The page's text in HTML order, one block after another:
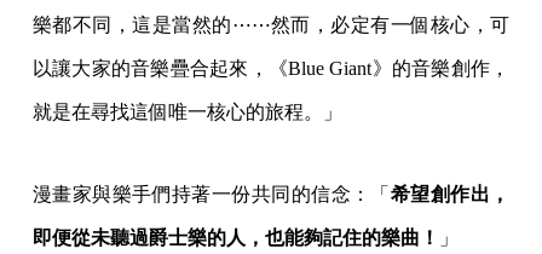
樂都不同，這是當然的⋯⋯然而，必定有一個核心，可
以讓大家的音樂疊合起來，《Blue Giant》的音樂創作，
就是在尋找這個唯一核心的旅程。」
漫畫家與樂手們持著一份共同的信念：「 希望創作出，
即便從未聽過爵士樂的人，也能夠記住的樂曲！ 」